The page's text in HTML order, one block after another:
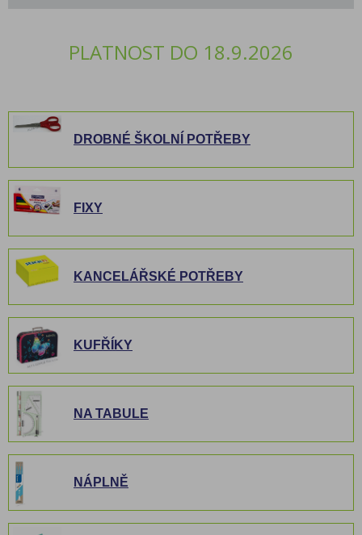
PLATNOST DO 18.9.2026
DROBNÉ ŠKOLNÍ POTŘEBY
FIXY
KANCELÁŘSKÉ POTŘEBY
KUFŘÍKY
NA TABULE
NÁPLNĚ